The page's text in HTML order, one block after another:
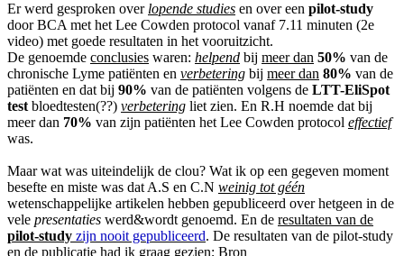
Er werd gesproken over lopende studies en over een pilot-study
door BCA met het Lee Cowden protocol vanaf 7.11 minuten (2e
video) met goede resultaten in het vooruitzicht.
De genoemde conclusies waren: helpend bij meer dan 50% van de
chronische Lyme patiënten en verbetering bij meer dan 80% van de
patiënten en dat bij 90% van de patiënten volgens de LTT-EliSpot
test bloedtesten(??) verbetering liet zien. En R.H noemde dat bij
meer dan 70% van zijn patiënten het Lee Cowden protocol effectief
was.
Maar wat was uiteindelijk de clou? Wat ik op een gegeven moment
besefte en miste was dat A.S en C.N weinig tot géén
wetenschappelijke artikelen hebben gepubliceerd over hetgeen in de
vele presentaties werd&wordt genoemd. En de resultaten van de
pilot-study zijn nooit gepubliceerd. De resultaten van de pilot-study
en de publicatie had ik graag gezien; Bron